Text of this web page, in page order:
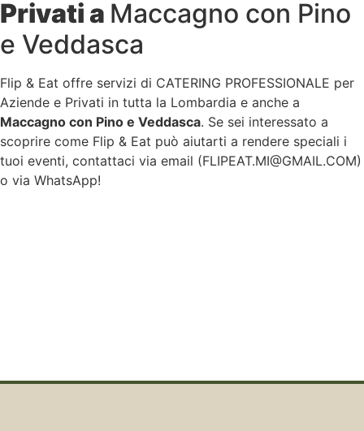
Privati a Maccagno con Pino
e Veddasca
Flip & Eat offre servizi di CATERING PROFESSIONALE per
Aziende e Privati in tutta la Lombardia e anche a
Maccagno con Pino e Veddasca. Se sei interessato a
scoprire come Flip & Eat può aiutarti a rendere speciali i
tuoi eventi, contattaci via email (FLIPEAT.MI@GMAIL.COM)
o via WhatsApp!